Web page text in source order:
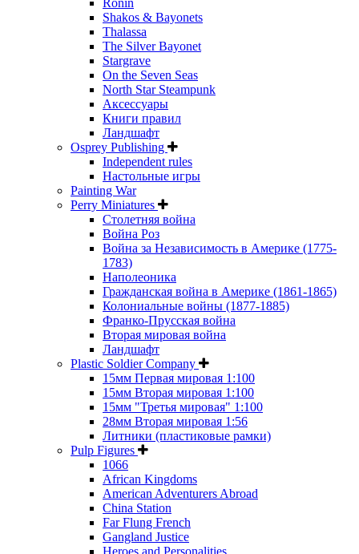
Ronin
Shakos & Bayonets
Thalassa
The Silver Bayonet
Stargrave
On the Seven Seas
North Star Steampunk
Аксессуары
Книги правил
Ландшафт
Osprey Publishing
Independent rules
Настольные игры
Painting War
Perry Miniatures
Столетняя война
Война Роз
Война за Независимость в Америке (1775-
1783)
Наполеоника
Гражданская война в Америке (1861-1865)
Колониальные войны (1877-1885)
Франко-Прусская война
Вторая мировая война
Ландшафт
Plastic Soldier Company
15мм Первая мировая 1:100
15мм Вторая мировая 1:100
15мм "Третья мировая" 1:100
28мм Вторая мировая 1:56
Литники (пластиковые рамки)
Pulp Figures
1066
African Kingdoms
American Adventurers Abroad
China Station
Far Flung French
Gangland Justice
Heroes and Personalities